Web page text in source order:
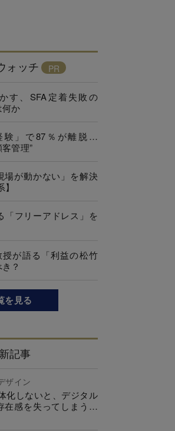
ォッチ
す、SFA定着失敗の
何か
験」で87％が離脱…
管理”
場が動かない」を解決
「フリーアドレス」を
が語る「利益の松竹
？
を見る
記事
ザイン
化しないと、デジタル
在感を失ってしまう…